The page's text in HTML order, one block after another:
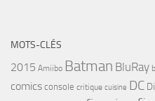
MOTS-CLÉS
2015 Amiibo Batman BluRay
comics console critique cuisine DC